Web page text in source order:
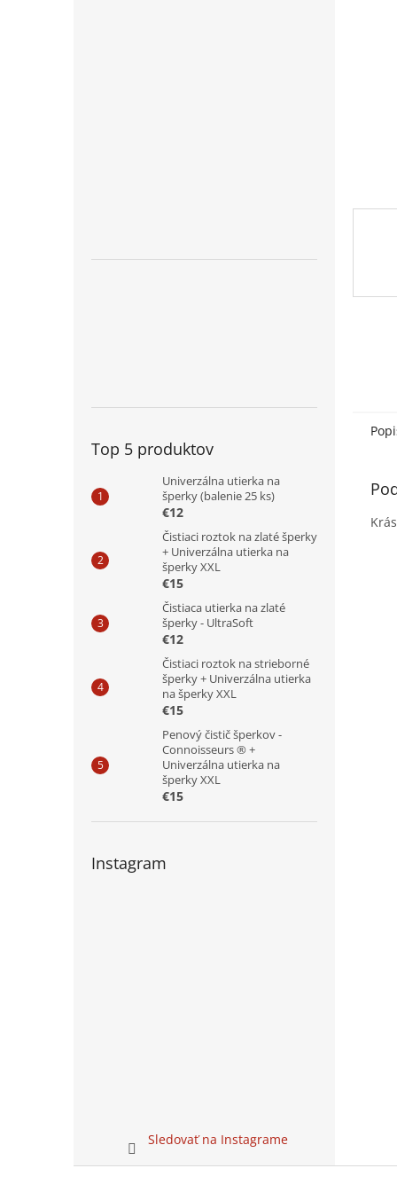
Top 5 produktov
Univerzálna utierka na
šperky (balenie 25 ks)
€12
Čistiaci roztok na zlaté šperky
+ Univerzálna utierka na
šperky XXL
€15
Čistiaca utierka na zlaté
šperky - UltraSoft
€12
Čistiaci roztok na strieborné
šperky + Univerzálna utierka
na šperky XXL
€15
Penový čistič šperkov -
Connoisseurs ® +
Univerzálna utierka na
šperky XXL
€15
Instagram
Sledovať na Instagrame